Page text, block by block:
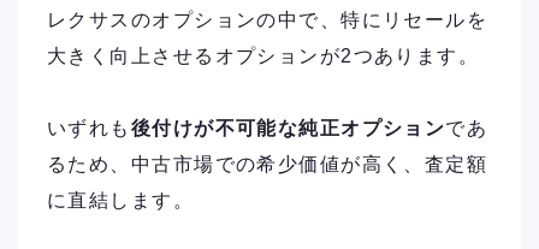
レクサスのオプションの中で、特にリセールを
大きく向上させるオプションが2つあります。
いずれも 後付けが不可能な純正オプションであ
るため、中古市場での希少価値が高く、査定額
に直結します。